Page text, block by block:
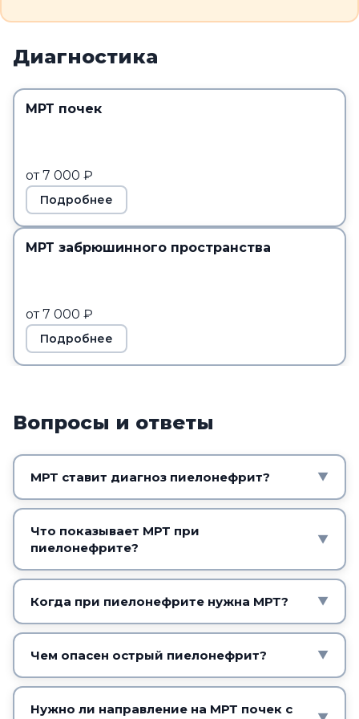
Диагностика
МРТ почек
от 7 000 ₽
Подробнее
МРТ забрюшинного пространства
от 7 000 ₽
Подробнее
Вопросы и ответы
МРТ ставит диагноз пиелонефрит? ▼
Острый пиелонефрит диагностируют по
анализам мочи и крови и УЗИ. МРТ почек
применяют для уточнения при осложнениях,
хроническом течении или неясной картине.
Что показывает МРТ при
пиелонефрите?
▼
Структуру почки, осложнения (например,
гнойник), причину нарушения оттока мочи и
Когда при пиелонефрите нужна МРТ? ▼
При подозрении на осложнения,
хроническом течении, неясной картине или
Чем опасен острый пиелонефрит? ▼
Без лечения он может давать осложнения и
переходить в гнойное воспаление. Поэтому
Нужно ли направление на МРТ почек с